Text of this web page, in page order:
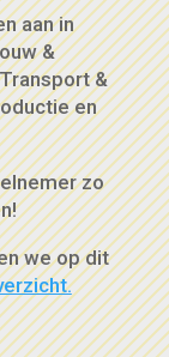
aan in
&
&
en
zo
we op dit